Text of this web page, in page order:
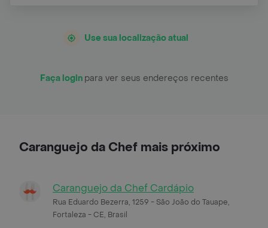
Use sua localização atual
Faça login para ver seus endereços recentes
Caranguejo da Chef mais próximo
Caranguejo da Chef Cardápio
Rua Eduardo Bezerra, 1259 - São João do Tauape,
Fortaleza - CE, Brasil